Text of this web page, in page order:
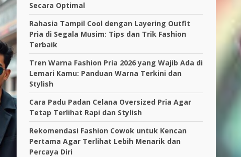
Secara Optimal
Rahasia Tampil Cool dengan Layering Outfit
Pria di Segala Musim: Tips dan Trik Fashion
Terbaik
Tren Warna Fashion Pria 2026 yang Wajib Ada di
Lemari Kamu: Panduan Warna Terkini dan
Stylish
Cara Padu Padan Celana Oversized Pria Agar
Tetap Terlihat Rapi dan Stylish
Rekomendasi Fashion Cowok untuk Kencan
Pertama Agar Terlihat Lebih Menarik dan
Percaya Diri